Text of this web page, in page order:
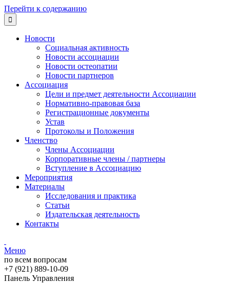
Перейти к содержанию

Новости
Социальная активность
Новости ассоциации
Новости остеопатии
Новости партнеров
Ассоциация
Цели и предмет деятельности Ассоциации
Нормативно-правовая база
Регистрационные документы
Устав
Протоколы и Положения
Членство
Члены Ассоциации
Корпоративные члены / партнеры
Вступление в Ассоциацию
Мероприятия
Материалы
Исследования и практика
Статьи
Издательская деятельность
Контакты
Меню
по всем вопросам
+7 (921) 889-10-09
Панель Управления